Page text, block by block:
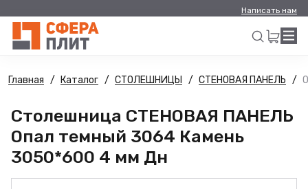
Написать нам
Искать
Главная Каталог СТОЛЕШНИЦЫ СТЕНОВАЯ ПАНЕЛЬ
Столешница СТЕНОВАЯ ПАНЕЛЬ
Опал темный 3064 Камень
3050*600 4 мм Дн